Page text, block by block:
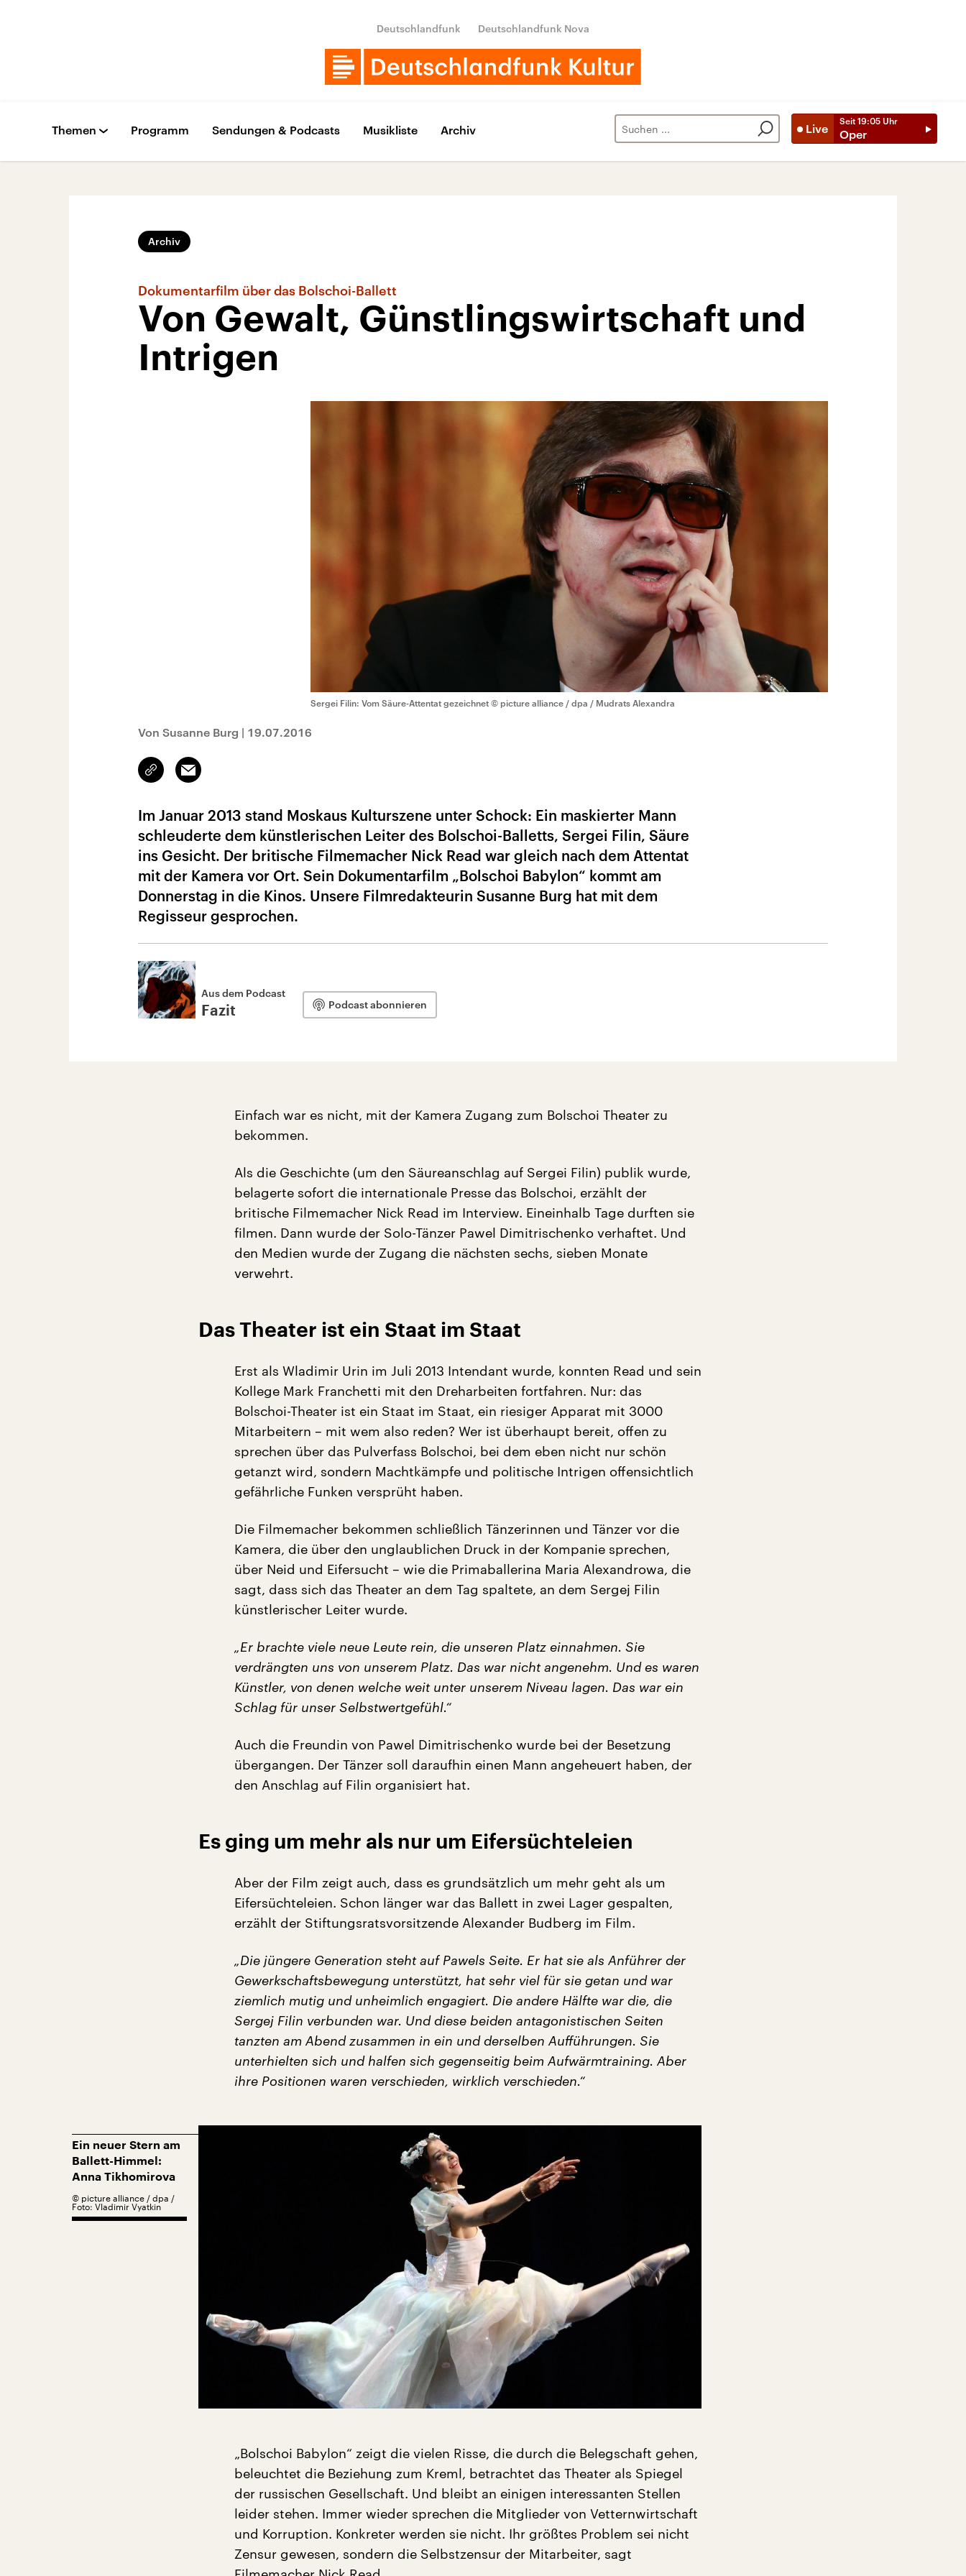
Deutschlandfunk Deutschlandfunk Nova
Live
Seit 19:05 Uhr
Oper
Themen Programm Sendungen & Podcasts Musikliste Archiv
Archiv
Dokumentarfilm über das Bolschoi-Ballett
Von Gewalt, Günstlingswirtschaft und
Intrigen
Sergei Filin: Vom Säure-Attentat gezeichnet © picture alliance / dpa / Mudrats Alexandra
Von Susanne Burg | 19.07.2016
Link
kopieren/teilen
Email
Im Januar 2013 stand Moskaus Kulturszene unter Schock: Ein maskierter Mann
schleuderte dem künstlerischen Leiter des Bolschoi-Balletts, Sergei Filin, Säure
ins Gesicht. Der britische Filmemacher Nick Read war gleich nach dem Attentat
mit der Kamera vor Ort. Sein Dokumentarfilm „Bolschoi Babylon“ kommt am
Donnerstag in die Kinos. Unsere Filmredakteurin Susanne Burg hat mit dem
Regisseur gesprochen.
Aus dem Podcast
Fazit Podcast abonnieren
Einfach war es nicht, mit der Kamera Zugang zum Bolschoi Theater zu
bekommen.
Als die Geschichte (um den Säureanschlag auf Sergei Filin) publik wurde,
belagerte sofort die internationale Presse das Bolschoi, erzählt der
britische Filmemacher Nick Read im Interview. Eineinhalb Tage durften sie
filmen. Dann wurde der Solo-Tänzer Pawel Dimitrischenko verhaftet. Und
den Medien wurde der Zugang die nächsten sechs, sieben Monate
verwehrt.
Das Theater ist ein Staat im Staat
Erst als Wladimir Urin im Juli 2013 Intendant wurde, konnten Read und sein
Kollege Mark Franchetti mit den Dreharbeiten fortfahren. Nur: das
Bolschoi-Theater ist ein Staat im Staat, ein riesiger Apparat mit 3000
Mitarbeitern – mit wem also reden? Wer ist überhaupt bereit, offen zu
sprechen über das Pulverfass Bolschoi, bei dem eben nicht nur schön
getanzt wird, sondern Machtkämpfe und politische Intrigen offensichtlich
gefährliche Funken versprüht haben.
Die Filmemacher bekommen schließlich Tänzerinnen und Tänzer vor die
Kamera, die über den unglaublichen Druck in der Kompanie sprechen,
über Neid und Eifersucht – wie die Primaballerina Maria Alexandrowa, die
sagt, dass sich das Theater an dem Tag spaltete, an dem Sergej Filin
künstlerischer Leiter wurde.
„Er brachte viele neue Leute rein, die unseren Platz einnahmen. Sie
verdrängten uns von unserem Platz. Das war nicht angenehm. Und es waren
Künstler, von denen welche weit unter unserem Niveau lagen. Das war ein
Schlag für unser Selbstwertgefühl.“
Auch die Freundin von Pawel Dimitrischenko wurde bei der Besetzung
übergangen. Der Tänzer soll daraufhin einen Mann angeheuert haben, der
den Anschlag auf Filin organisiert hat.
Es ging um mehr als nur um Eifersüchteleien
Aber der Film zeigt auch, dass es grundsätzlich um mehr geht als um
Eifersüchteleien. Schon länger war das Ballett in zwei Lager gespalten,
erzählt der Stiftungsratsvorsitzende Alexander Budberg im Film.
„Die jüngere Generation steht auf Pawels Seite. Er hat sie als Anführer der
Gewerkschaftsbewegung unterstützt, hat sehr viel für sie getan und war
ziemlich mutig und unheimlich engagiert. Die andere Hälfte war die, die
Sergej Filin verbunden war. Und diese beiden antagonistischen Seiten
tanzten am Abend zusammen in ein und derselben Aufführungen. Sie
unterhielten sich und halfen sich gegenseitig beim Aufwärmtraining. Aber
ihre Positionen waren verschieden, wirklich verschieden.“
Ein neuer Stern am
Ballett-Himmel:
Anna Tikhomirova
© picture alliance / dpa /
Foto: Vladimir Vyatkin
„Bolschoi Babylon“ zeigt die vielen Risse, die durch die Belegschaft gehen,
beleuchtet die Beziehung zum Kreml, betrachtet das Theater als Spiegel
der russischen Gesellschaft. Und bleibt an einigen interessanten Stellen
leider stehen. Immer wieder sprechen die Mitglieder von Vetternwirtschaft
und Korruption. Konkreter werden sie nicht. Ihr größtes Problem sei nicht
Zensur gewesen, sondern die Selbstzensur der Mitarbeiter, sagt